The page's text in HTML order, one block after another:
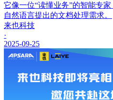
它像一位“读懂业务”的智能专
自然语言提出的文档处理需求。
来也科技
·
2025-09-25